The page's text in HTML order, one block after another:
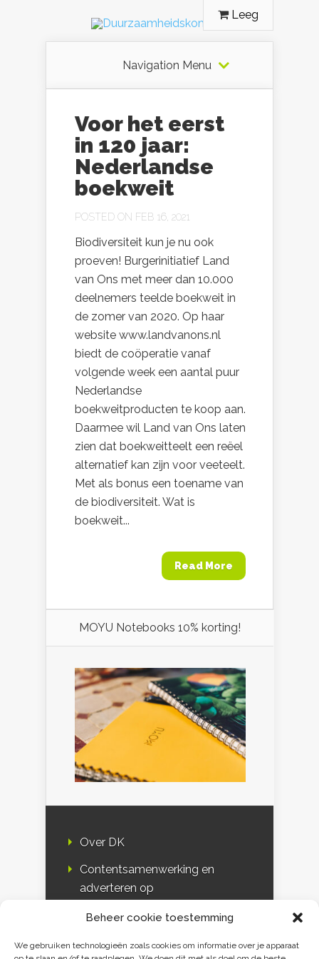
Beheer cookie toestemming
We gebruiken technologieën zoals cookies om informatie over je apparaat
Leeg
Navigation Menu
Voor het eerst
in 120 jaar:
Nederlandse
boekweit
POSTED ON FEB 16, 2021
Biodiversiteit kun je nu ook
proeven! Burgerinitiatief Land
van Ons met meer dan 10.000
deelnemers teelde boekweit in
de zomer van 2020. Op haar
website www.landvanons.nl
biedt de coöperatie vanaf
volgende week een aantal puur
Nederlandse
boekweitproducten te koop aan.
Daarmee wil Land van Ons laten
zien dat boekweitteelt een reëel
alternatief kan zijn voor veeteelt.
Met als bonus een toename van
de biodiversiteit. Wat is
boekweit...
Read More
MOYU Notebooks 10% korting!
Over DK
Contentsamenwerking en
adverteren op